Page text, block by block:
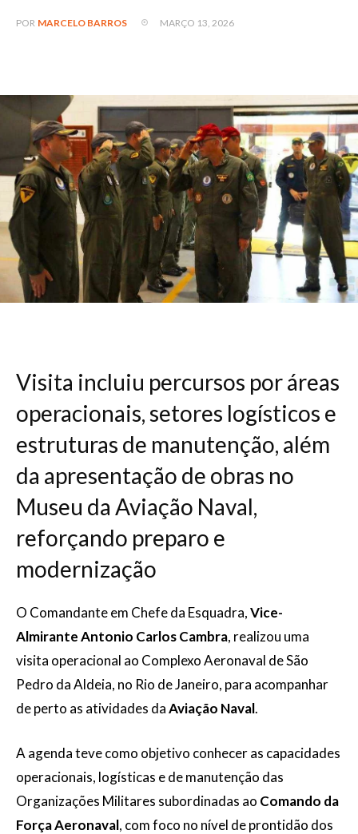
POR MARCELO BARROS MARÇO 13, 2026
Visita incluiu percursos por áreas
operacionais, setores logísticos e
estruturas de manutenção, além
da apresentação de obras no
Museu da Aviação Naval,
reforçando preparo e
modernização
O Comandante em Chefe da Esquadra,Vice-
Almirante Antonio Carlos Cambra, realizou uma
visita operacional ao Complexo Aeronaval de São
Pedro da Aldeia, no Rio de Janeiro, para acompanhar
de perto as atividades daAviação Naval.
A agenda teve como objetivo conhecer as capacidades
operacionais, logísticas e de manutenção das
Organizações Militares subordinadas ao Comando da
Força Aeronaval, com foco no nível de prontidão dos